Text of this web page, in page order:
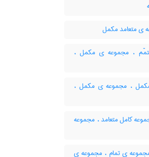
ی متعامد مکمل
، مجموعه ی مکمل ،
، مجموعه ی مکمل ،
کامل متعامد ، مجموعه
ی تمام ، مجموعه ی